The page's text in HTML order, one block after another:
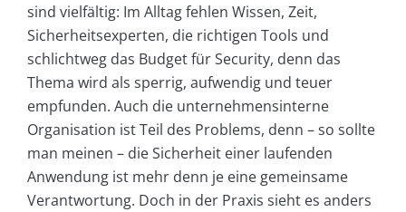
sind vielfältig: Im Alltag fehlen Wissen, Zeit,
Sicherheitsexperten, die richtigen Tools und
schlichtweg das Budget für Security, denn das
Thema wird als sperrig, aufwendig und teuer
empfunden. Auch die unternehmensinterne
Organisation ist Teil des Problems, denn – so sollte
man meinen – die Sicherheit einer laufenden
Anwendung ist mehr denn je eine gemeinsame
Verantwortung. Doch in der Praxis sieht es anders